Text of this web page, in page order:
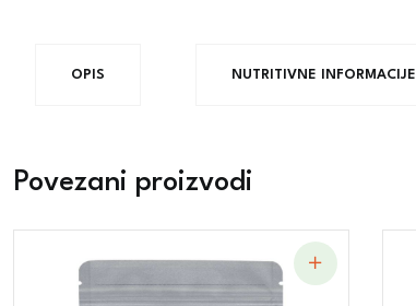
OPIS NUTRITIVNE INFORMACIJE
Povezani proizvodi